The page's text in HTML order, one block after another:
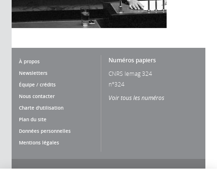
À propos
Newsletters
Équipe / crédits
Nous contacter
Charte d'utilisation
Plan du site
Données personnelles
Mentions légales
Numéros papiers
CNRS lemag 324
n°324
Voir tous les numéros